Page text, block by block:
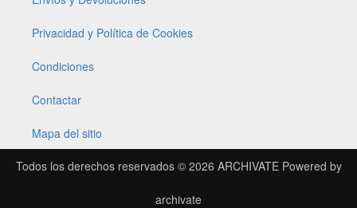
Privacidad y Política de Cookies
Condiciones
Contactar
Mapa del sitio
Todos los derechos reservados © 2026 ARCHIVATEPowered by
archivate